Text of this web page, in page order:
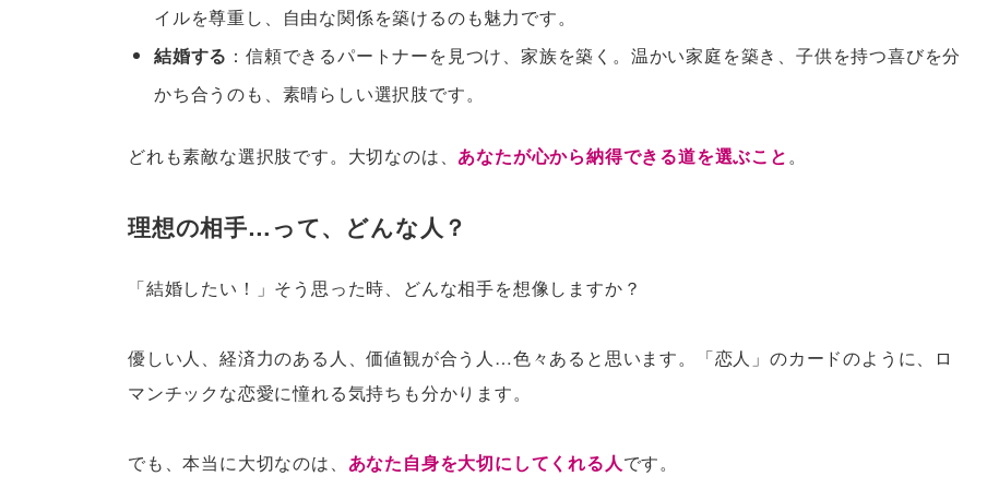
イルを尊重し、自由な関係を築けるのも魅力です。
結婚する ：信頼できるパートナーを見つけ、家族を築く。温かい家庭を築き、子供を持つ喜びを分
かち合うのも、素晴らしい選択肢です。
どれも素敵な選択肢です。大切なのは、 あなたが心から納得できる道を選ぶこと。
理想の相手…って、どんな人？
「結婚したい！」そう思った時、どんな相手を想像しますか？
優しい人、経済力のある人、価値観が合う人…色々あると思います。「恋人」のカードのように、ロ
マンチックな恋愛に憧れる気持ちも分かります。
でも、本当に大切なのは、 あなた自身を大切にしてくれる人です。